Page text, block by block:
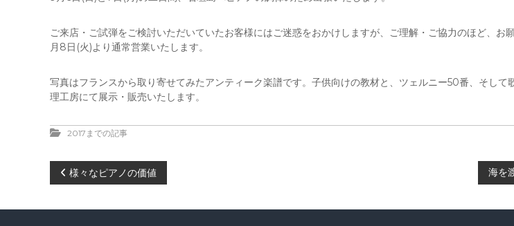
ご来店・ご試弾をご検討いただいていたお客様にはご迷惑をおかけしますが、ご理解・ご協力のほど、お
月8日(火)より通常営業いたします。
写真はフランスから取り寄せてみたアンティーク楽譜です。子供向けの教材と、ツェルニー50番、そして
理工房にて展示・販売いたします。
2017までの記事
投
稿
様々なピアノの価値 海を